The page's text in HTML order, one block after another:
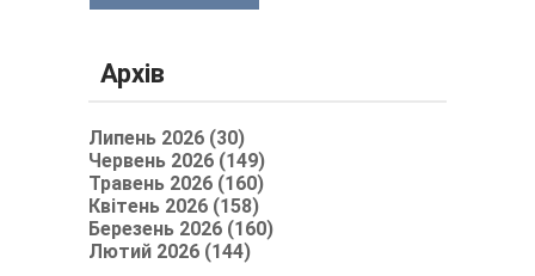
Архів
Липень 2026 (30)
Червень 2026 (149)
Травень 2026 (160)
Квітень 2026 (158)
Березень 2026 (160)
Лютий 2026 (144)